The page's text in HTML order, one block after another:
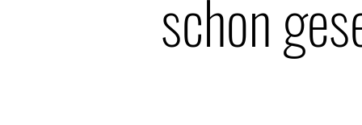
schon